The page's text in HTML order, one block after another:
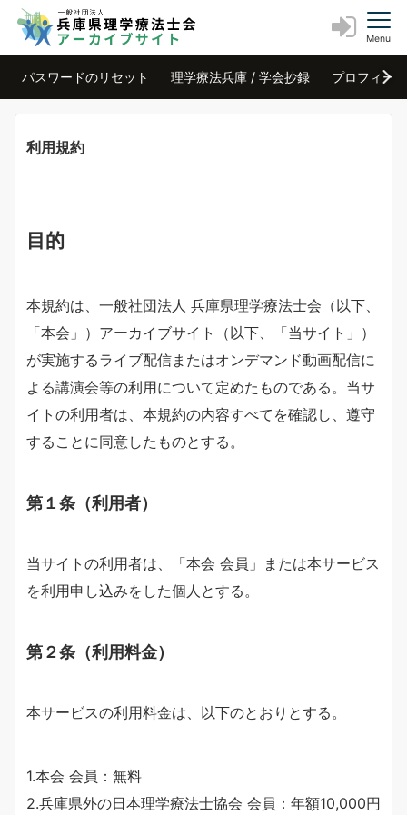
Menu
パスワードのリセット 理学療法兵庫 / 学会抄録 プロフィール
利用規約
目的
本規約は、一般社団法人 兵庫県理学療法士会（以下、
「本会」）アーカイブサイト（以下、「当サイト」）
が実施するライブ配信またはオンデマンド動画配信に
よる講演会等の利用について定めたものである。当サ
イトの利用者は、本規約の内容すべてを確認し、遵守
することに同意したものとする。
第１条（利用者）
当サイトの利用者は、「本会 会員」または本サービス
を利用申し込みをした個人とする。
第２条（利用料金）
本サービスの利用料金は、以下のとおりとする。
1.本会 会員：無料
2.兵庫県外の日本理学療法士協会 会員：年額10,000円